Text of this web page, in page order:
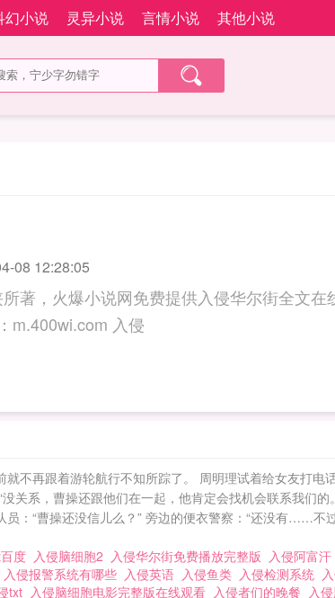
幻小说 灵异小说 言情小说 其他小说
08 12:28:05
著，火爆小说网免费提供入侵华尔街全文在
三秒记住本站：火爆小说网 网址：m.400wi.com 入侵
不再跟着游轮航行不知所踪了。 周明理试着给女友打电
系，曹操还跟他们在一起，他肯定会找机会联系我们的
：“曹操还没信儿么？” 旁边的便衣警察：“还没有……不
度 入侵脑细胞2 入侵华尔街免费播放完整版 入侵阿富汗
入侵报警系统有哪些 入侵英语 入侵鱼类 入侵检测系统
txt 入侵脑细胞电影完整版在线观看 入侵者们的晚餐 入